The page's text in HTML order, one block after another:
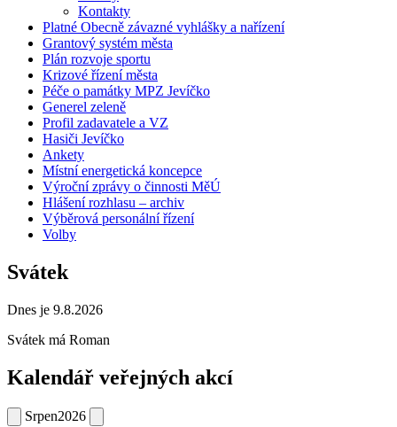
Kontakty
Platné Obecně závazné vyhlášky a nařízení
Grantový systém města
Plán rozvoje sportu
Krizové řízení města
Péče o památky MPZ Jevíčko
Generel zeleně
Profil zadavatele a VZ
Hasiči Jevíčko
Ankety
Místní energetická koncepce
Výroční zprávy o činnosti MěÚ
Hlášení rozhlasu – archiv
Výběrová personální řízení
Volby
Svátek
Dnes je 9.8.2026
Svátek má Roman
Kalendář veřejných akcí
Srpen2026